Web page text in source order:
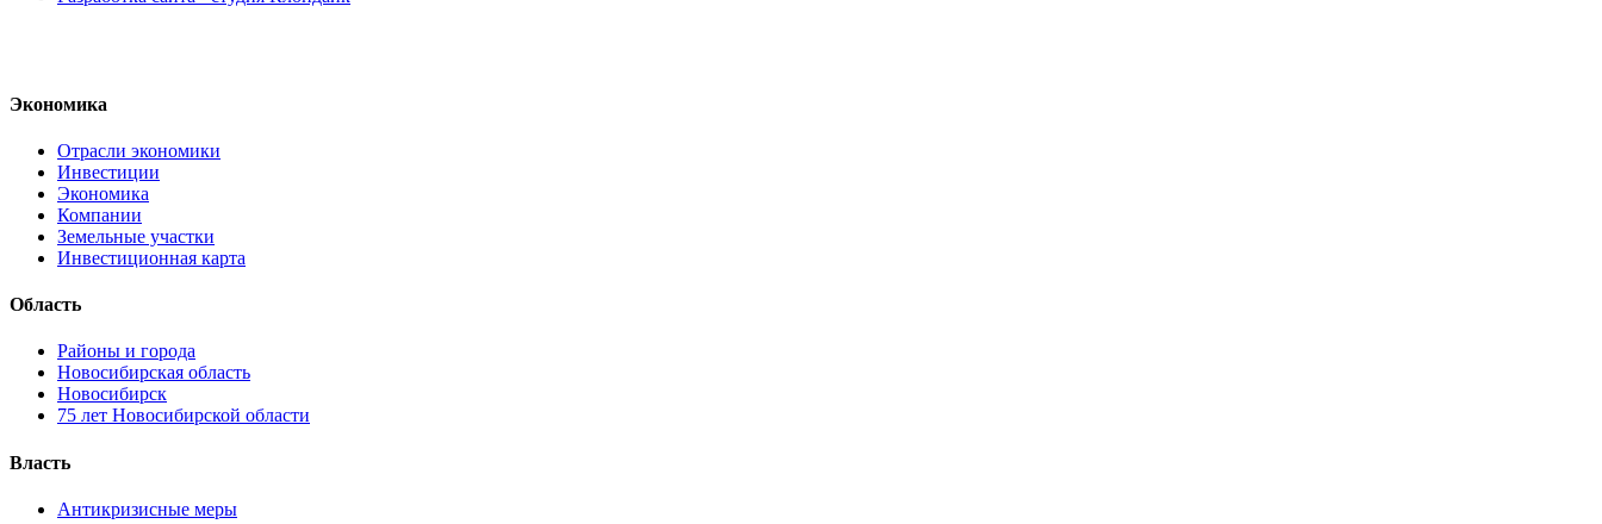
Экономика
Отрасли экономики
Инвестиции
Экономика
Компании
Земельные участки
Инвестиционная карта
Область
Районы и города
Новосибирская область
Новосибирск
75 лет Новосибирской области
Власть
Антикризисные меры